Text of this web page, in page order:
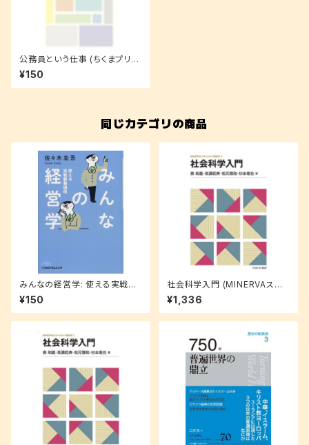
公務員という仕事 (ちくまプリマ
ー新書)
¥150
同じカテゴリの商品
みんなの経営学: 使える実戦教
養講座
¥150
社会科学入門 (MINERVAスタ
ートアップ経済学 1)
¥1,336